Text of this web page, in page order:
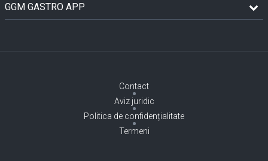
GGM GASTRO APP
Contact
Aviz juridic
Politica de confidențialitate
Termeni